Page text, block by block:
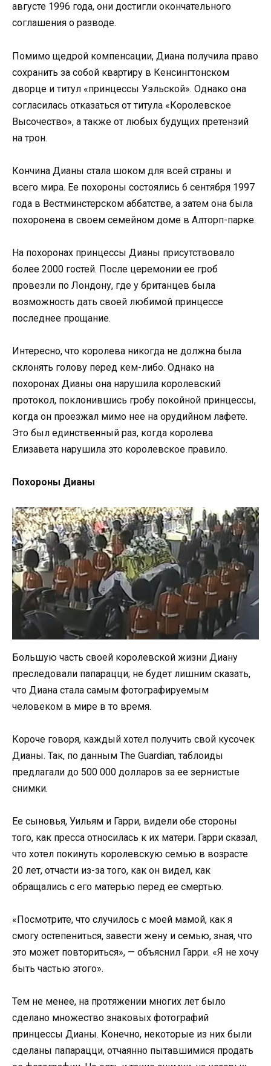
августе 1996 года, они достигли окончательного
соглашения о разводе.
Помимо щедрой компенсации, Диана получила право
сохранить за собой квартиру в Кенсингтонском
дворце и титул «принцессы Уэльской». Однако она
согласилась отказаться от титула «Королевское
Высочество», а также от любых будущих претензий
на трон.
Кончина Дианы стала шоком для всей страны и
всего мира. Ее похороны состоялись 6 сентября 1997
года в Вестминстерском аббатстве, а затем она была
похоронена в своем семейном доме в Алторп-парке.
На похоронах принцессы Дианы присутствовало
более 2000 гостей. После церемонии ее гроб
провезли по Лондону, где у британцев была
возможность дать своей любимой принцессе
последнее прощание.
Интересно, что королева никогда не должна была
склонять голову перед кем-либо. Однако на
похоронах Дианы она нарушила королевский
протокол, поклонившись гробу покойной принцессы,
когда он проезжал мимо нее на орудийном лафете.
Это был единственный раз, когда королева
Елизавета нарушила это королевское правило.
Похороны Дианы
Большую часть своей королевской жизни Диану
преследовали папарацци; не будет лишним сказать,
что Диана стала самым фотографируемым
человеком в мире в то время.
Короче говоря, каждый хотел получить свой кусочек
Дианы. Так, по данным The Guardian, таблоиды
предлагали до 500 000 долларов за ее зернистые
снимки.
Ее сыновья, Уильям и Гарри, видели обе стороны
того, как пресса относилась к их матери. Гарри сказал,
что хотел покинуть королевскую семью в возрасте
20 лет, отчасти из-за того, как он видел, как
обращались с его матерью перед ее смертью.
«Посмотрите, что случилось с моей мамой, как я
смогу остепениться, завести жену и семью, зная, что
это может повториться», — объяснил Гарри. «Я не хочу
быть частью этого».
Тем не менее, на протяжении многих лет было
сделано множество знаковых фотографий
принцессы Дианы. Конечно, некоторые из них были
сделаны папарацци, отчаянно пытавшимися продать